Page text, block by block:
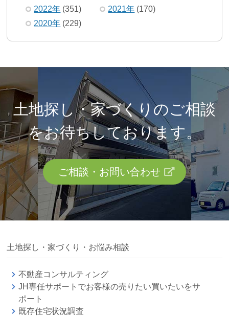
2022年 (351) 2021年 (170)
2020年 (229)
土地探し・家づくりのご相談
をお待ちしております。
ご相談・お問い合わせ
土地探し・家づくり・お悩み相談
不動産コンサルティング
JH専任サポートでお客様の売りたい買いたいをサ
ポート
既存住宅状況調査